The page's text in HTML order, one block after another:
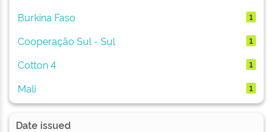
Burkina Faso 1
Cooperação Sul - Sul 1
Cotton 4 1
Mali 1
Date issued